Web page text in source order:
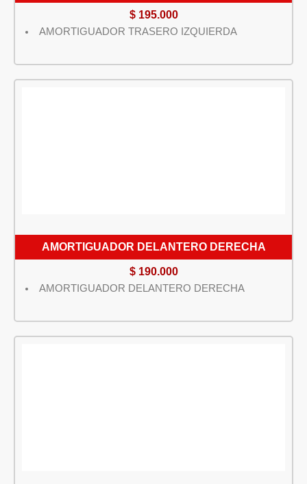
$195.000
AMORTIGUADOR TRASERO IZQUIERDA
AMORTIGUADOR DELANTERO DERECHA
$190.000
AMORTIGUADOR DELANTERO DERECHA